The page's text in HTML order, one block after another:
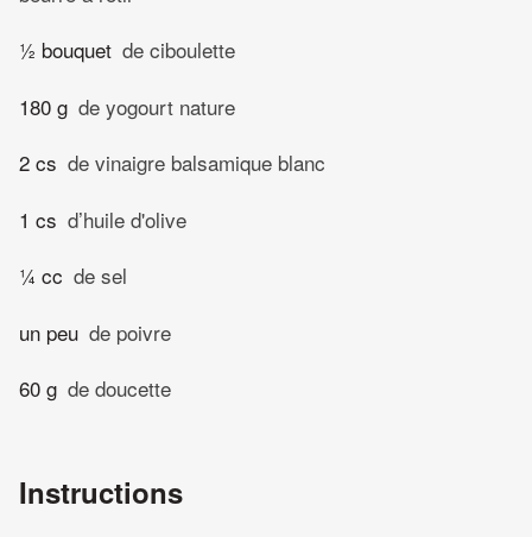
½ bouquet de ciboulette
180 g de yogourt nature
2 cs de vinaigre balsamique blanc
1 cs d’huile d'olive
¼ cc de sel
un peu de poivre
60 g de doucette
Instructions